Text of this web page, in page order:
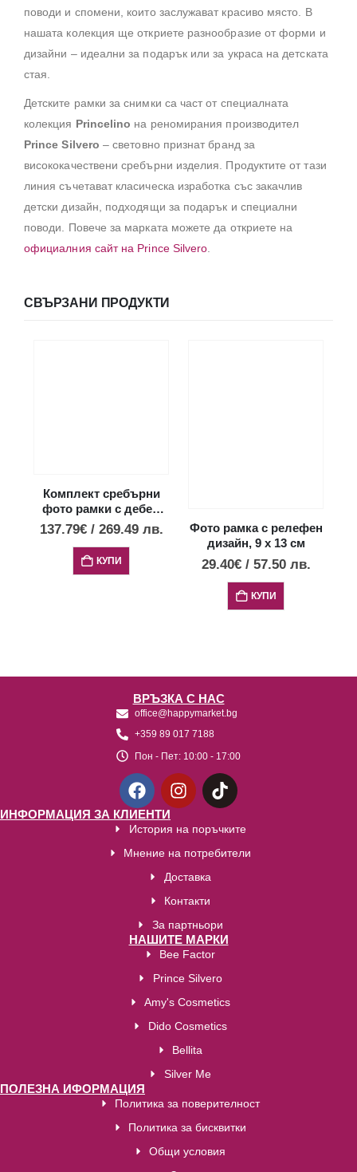
поводи и спомени, които заслужават красиво място. В
нашата колекция ще откриете разнообразие от форми и
дизайни – идеални за подарък или за украса на детската
стая.
Детските рамки за снимки са част от специалната
колекция Princelino на реномирания производител
Prince Silvero – световно признат бранд за
висококачествени сребърни изделия. Продуктите от тази
линия съчетават класическа изработка със закачлив
детски дизайн, подходящи за подарък и специални
поводи. Повече за марката можете да откриете на
официалния сайт на Prince Silvero.
СВЪРЗАНИ ПРОДУКТИ
Комплект сребърни
фото рамки с дебел
профил 3
9х13см
137.79€ / 269.49 лв.
КУПИ
Фото рамка с релефен
дизайн, 9 х 13 см
29.40€ / 57.50 лв.
КУПИ
ВРЪЗКА С НАС
office@happymarket.bg
+359 89 017 7188
Пон - Пет: 10:00 - 17:00
ИНФОРМАЦИЯ ЗА КЛИЕНТИ
История на поръчките
Мнение на потребители
Доставка
Контакти
За партньори
НАШИТЕ МАРКИ
Bee Factor
Prince Silvero
Amy's Cosmetics
Dido Cosmetics
Bellita
Silver Me
ПОЛЕЗНА ИФОРМАЦИЯ
Политика за поверителност
Политика за бисквитки
Общи условия